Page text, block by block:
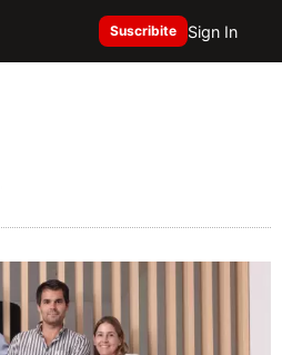
Suscribite Sign In